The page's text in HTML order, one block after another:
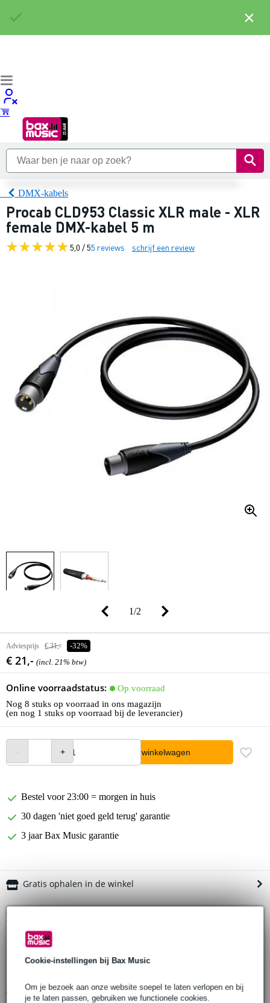
Cookie-instellingen bij Bax Music
Om je bezoek aan onze website soepel te laten verlopen en bij
je te laten passen, gebruiken we functionele cookies.
DMX-kabels
Procab CLD953 Classic XLR male - XLR
female DMX-kabel 5 m
5,0 / 55 reviews schrijf een review
1/2
Adviesprijs € 31,- -32%
€ 21,- (incl. 21% btw)
Online voorraadstatus:
Op voorraad
Nog 8 stuks op voorraad in ons magazijn
(en nog 1 stuks op voorraad bij de leverancier)
In winkelwagen
Bestel voor 23:00 = morgen in huis
30 dagen 'niet goed geld terug' garantie
3 jaar Bax Music garantie
Gratis ophalen in de winkel
Productinformatie
XLR kabel
Bekijk alle productspecificaties
×